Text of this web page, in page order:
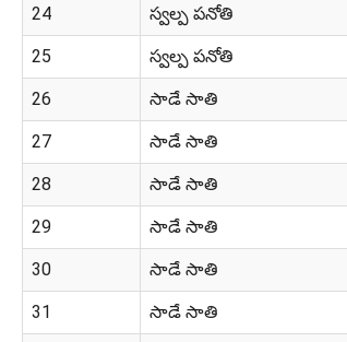
24 స్వల్ప పనోతి
25 స్వల్ప పనోతి
26 సాడే సాతి
27 సాడే సాతి
28 సాడే సాతి
29 సాడే సాతి
30 సాడే సాతి
31 సాడే సాతి